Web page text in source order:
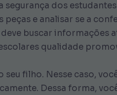
dos
e analisar se a
buscar informações
qualidade
filho. Nesse caso,
Dessa forma,